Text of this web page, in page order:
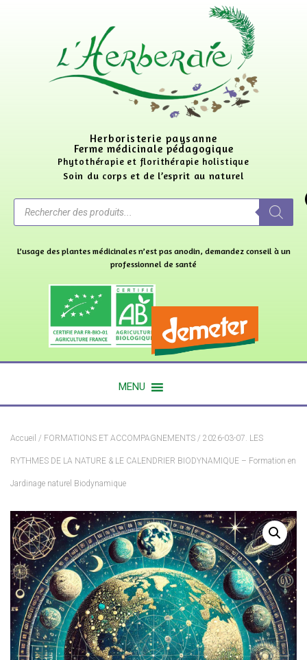
Herboristerie paysanne
Ferme médicinale pédagogique
Phytothérapie et florithérapie holistique
Soin du corps et de l’esprit au naturel
L’usage des plantes médicinales n’est pas anodin, demandez conseil à un
professionnel de santé
MENU
Accueil / FORMATIONS ET ACCOMPAGNEMENTS / 2026-03-07. LES
RYTHMES DE LA NATURE & LE CALENDRIER BIODYNAMIQUE – Formation en
Jardinage naturel Biodynamique